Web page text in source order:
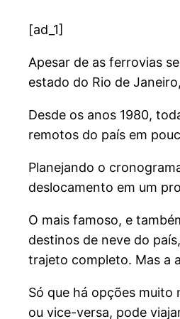
[ad_1]
Apesar de as ferrovias
estado do Rio de
Desde os anos 1980,
remotos do país em
Planejando o
deslocamento em um
O mais famoso, e
destinos de neve do
trajeto completo. Mas a
Só que há opções muito
ou vice-versa, pode